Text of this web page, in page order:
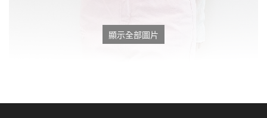
顯示全部圖片